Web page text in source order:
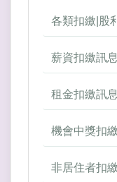
各類扣繳|股
薪資扣繳訊息
租金扣繳訊息
機會中獎扣
非居住者扣